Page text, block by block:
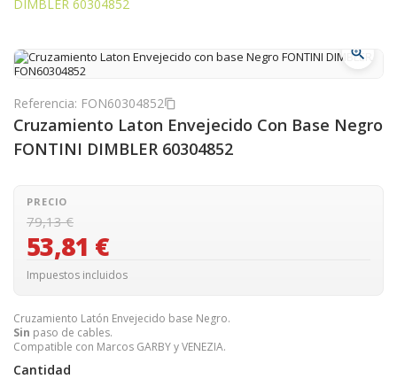
DIMBLER 60304852
zoom_in
Referencia: FON60304852content_copy
Cruzamiento Laton Envejecido Con Base Negro
FONTINI DIMBLER 60304852
PRECIO
79,13 €
53,81 €
Impuestos incluidos
Cruzamiento Latón Envejecido base Negro.
Sin paso de cables.
Compatible con Marcos GARBY y VENEZIA.
Cantidad